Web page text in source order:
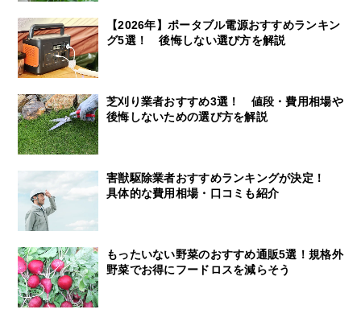
【2026年】ポータブル電源おすすめランキン
グ5選！ 後悔しない選び方を解説
芝刈り業者おすすめ3選！ 値段・費用相場や
後悔しないための選び方を解説
害獣駆除業者おすすめランキングが決定！
具体的な費用相場・口コミも紹介
もったいない野菜のおすすめ通販5選！規格外
野菜でお得にフードロスを減らそう